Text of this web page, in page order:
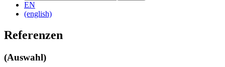
EN
(english)
Referenzen
(Auswahl)